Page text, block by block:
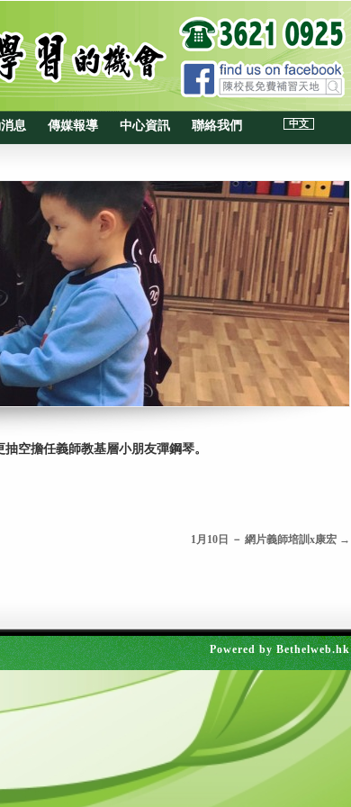
中文
息 傳媒報導 中心資訊 聯絡我們
空擔任義師教基層小朋友彈鋼琴。
1月10日 － 網片義師培訓x康宏 →
Powered byBethelweb.hk